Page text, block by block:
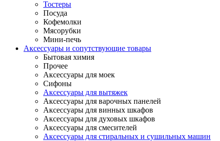
Тостеры
Посуда
Кофемолки
Мясорубки
Мини-печь
Аксессуары и сопутствующие товары
Бытовая химия
Прочее
Аксессуары для моек
Сифоны
Аксессуары для вытяжек
Аксессуары для варочных панелей
Аксессуары для винных шкафов
Аксессуары для духовых шкафов
Аксессуары для смесителей
Аксессуары для стиральных и сушильных машин